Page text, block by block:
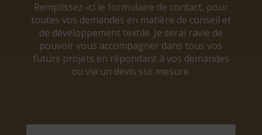
Remplissez-ici le formulaire de contact, pour
toutes vos demandes en matière de conseil et
de développement textile. Je serai ravie de
pouvoir vous accompagner dans tous vos
futurs projets en répondant à vos demandes
ou via un devis sur mesure.